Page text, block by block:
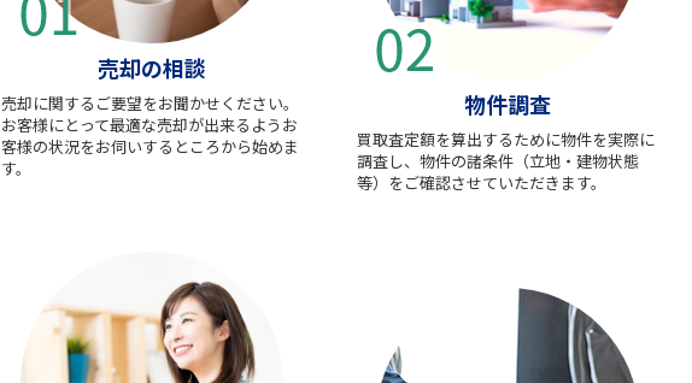
売却の相談
売却に関するご要望をお聞かせください。
お客様にとって最適な売却が出来るようお
客様の状況をお伺いするところから始めま
す。
物件調査
買取査定額を算出するために物件を実際に
調査し、物件の諸条件（立地・建物状態
等）をご確認させていただきます。